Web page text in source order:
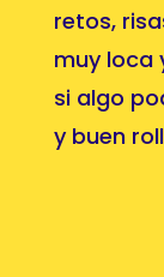
retos,
muy loca
si algo
y buen